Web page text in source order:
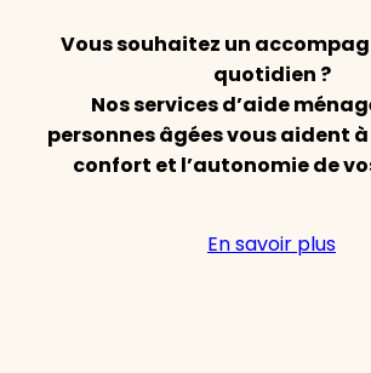
Vous souhaitez un
quotidien ?
Nos services d’aide
personnes âgées vous aident
confort et l’autonomie de
En savoir plus